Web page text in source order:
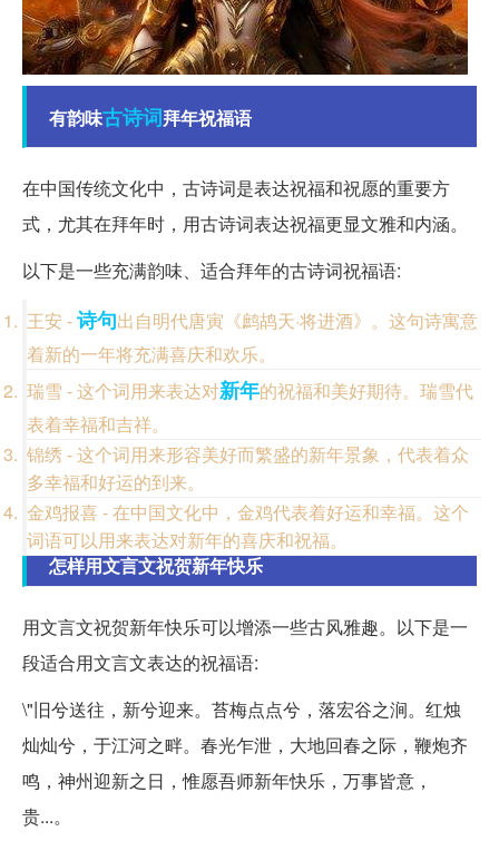
有韵味古诗词拜年祝福语
在中国传统文化中，古诗词是表达祝福和祝愿的重要方
式，尤其在拜年时，用古诗词表达祝福更显文雅和内涵。
以下是一些充满韵味、适合拜年的古诗词祝福语:
王安 -诗句出自明代唐寅《鹧鸪天·将进酒》。这句诗寓意
着新的一年将充满喜庆和欢乐。
瑞雪 - 这个词用来表达对新年的祝福和美好期待。瑞雪代
表着幸福和吉祥。
锦绣 - 这个词用来形容美好而繁盛的新年景象，代表着众
多幸福和好运的到来。
金鸡报喜 - 在中国文化中，金鸡代表着好运和幸福。这个
词语可以用来表达对新年的喜庆和祝福。
怎样用文言文祝贺新年快乐
用文言文祝贺新年快乐可以增添一些古风雅趣。以下是一
段适合用文言文表达的祝福语:
\"旧兮送往，新兮迎来。苔梅点点兮，落宏谷之涧。红烛
灿灿兮，于江河之畔。春光乍泄，大地回春之际，鞭炮齐
鸣，神州迎新之日，惟愿吾师新年快乐，万事皆意，
贵...。